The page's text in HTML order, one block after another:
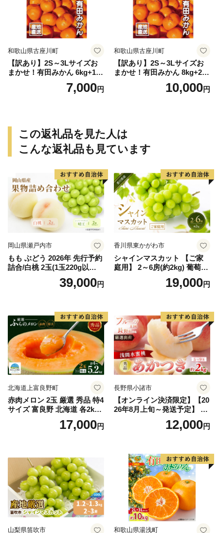
和歌山県古座川町
【訳あり】2S～3Lサイズお
まかせ！有田みかん 6kg+1kg
保証分 11月から12月下旬ま
でに順次発送致します。 / 訳
7,000円
和歌山県古座川町
【訳あり】2S～3Lサイズお
まかせ！有田みかん 8kg+2kg
保証分 11月から12月下旬ま
でに順次発送致します。 / 訳
10,000円
この返礼品を見た人は
こんな返礼品も見ています
岡山県瀬戸内市
もも ぶどう 2026年 先行予約
詰合/白桃 2玉(1玉220g以
上)・シャインマスカット 晴
39,000円
香川県東かがわ市
シャインマスカット 【ご家
庭用】 2～6房(約2kg) 葡萄 ぶ
どう ブドウ フルーツ 果物 く
だもの 果実 旬の果物 旬のフ
19,000円
北海道上富良野町
赤肉メロン 2玉 厳選 秀品 特4
サイズ 富良野 北海道 各2kg
～2.6kg 2玉 セット ファーム
富良野 メロン めろん 果物 く
17,000円
長野県小諸市
【オンライン決済限定】【20
26年8月上旬～発送予定】 先
行予約 「浅間水蜜桃プレミ
アム」 もも あかつき 秀品 約
果肉 長野県産 小諸市
12,000円
山梨県笛吹市 和歌山県湯浅町